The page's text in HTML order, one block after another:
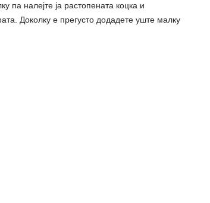
па налејте ја растопената коцка и
Доколку е прегусто додадете уште малку